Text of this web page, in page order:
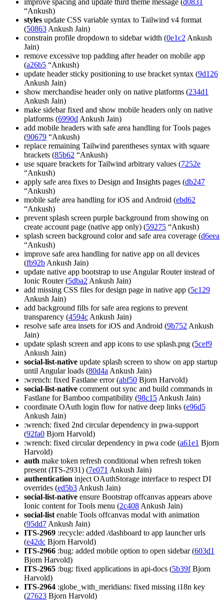
improve spacing and update third theme message (d0831
“Ankush)
styles update CSS variable syntax to Tailwind v4 format
(50863 Ankush Jain)
constrain profile dropdown to sidebar width (0e1c2 Ankush
Jain)
remove excessive top padding after header on mobile app
(a26b5 “Ankush)
update header sticky positioning to use bracket syntax (9d126
Ankush Jain)
show merchandise header only on native platforms (234d1
Ankush Jain)
make sidebar fixed and show mobile headers only on native
platforms (6990d Ankush Jain)
add mobile headers with safe area handling for Tools pages
(90679 “Ankush)
replace remaining Tailwind parentheses syntax with square
brackets (85b62 “Ankush)
use square brackets for Tailwind arbitrary values (7252e
“Ankush)
apply safe area fixes to Design and Insights pages (db247
“Ankush)
mobile safe area handling for iOS and Android (ebd62
“Ankush)
prevent splash screen purple background from showing on
create account page (native app only) (59275 “Ankush)
splash screen background color and safe area coverage (d6eea
“Ankush)
improve safe area handling for native app on all devices
(fb92b Ankush Jain)
update native app bootstrap to use Angular Router instead of
Ionic Router (5dba2 Ankush Jain)
add missing CSS files for design page in native app (5c129
Ankush Jain)
add background fills for safe area regions to prevent
transparency (4594c Ankush Jain)
resolve safe area insets for iOS and Android (9b752 Ankush
Jain)
update splash screen and app icons to use splash.png (5cef9
Ankush Jain)
social-list-native update splash screen to show on app startup
until Angular loads (80d4a Ankush Jain)
:wrench: fixed Fastlane error (abf50 Bjorn Harvold)
social-list-native comment out sync and build commands in
Fastlane for Bamboo compatibility (98c15 Ankush Jain)
coordinate OAuth login flow for native deep links (e96d5
Ankush Jain)
:wrench: fixed 2nd circular dependency in pwa-support
(92fa0 Bjorn Harvold)
:wrench: fixed circular dependency in pwa code (a61e1 Bjorn
Harvold)
auth make token refresh conditional when refresh token
present (ITS-2931) (7e071 Ankush Jain)
authentication inject OAuthStorage interface to respect DI
overrides (ed5b3 Ankush Jain)
social-list-native ensure Bootstrap offcanvas appears above
Ionic content for Tools menu (2c408 Ankush Jain)
social-list enable Tools offcanvas modal with animation
(95dd7 Ankush Jain)
ITS-2969 :recycle: added /dashboard to app launcher urls
(e42dc Bjorn Harvold)
ITS-2966 :bug: added mobile option to open sidebar (603d1
Bjorn Harvold)
ITS-2965 :bug: fixed applications in api-docs (5b39fBjorn
Harvold)
ITS-2964 :globe_with_meridians: fixed missing i18n key
(27623 Bjorn Harvold)